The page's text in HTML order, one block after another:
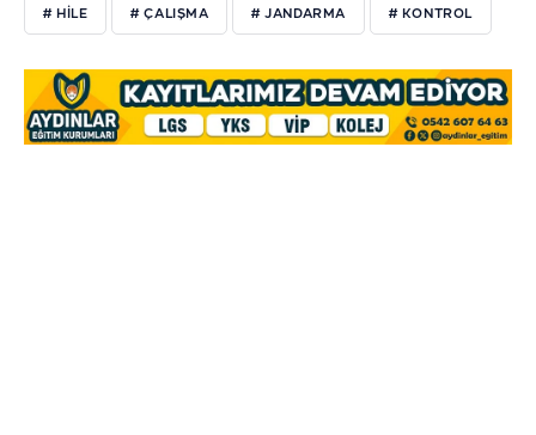
# HILE # ÇALIŞMA # JANDARMA # KONTROL